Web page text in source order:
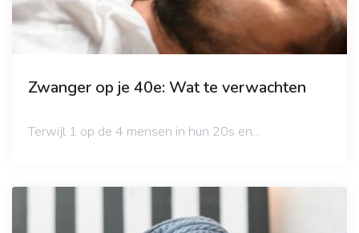
Zwanger op je 40e: Wat te verwachten
Terwijl 1 op de 4 mensen in hun 20s en...